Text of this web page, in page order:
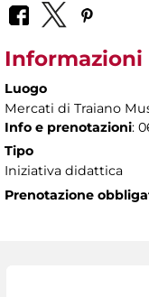
Informazioni
Luogo
Mercati di Traiano
Info e prenotazioni:
Tipo
Iniziativa didattica
Prenotazione